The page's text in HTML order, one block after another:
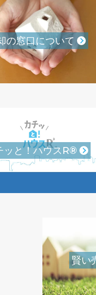
の窓口について
ッと！ハウスR®
賢い